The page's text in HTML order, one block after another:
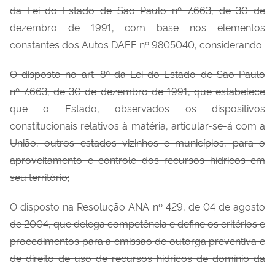
da Lei do Estado de São Paulo nº 7.663, de 30 de
dezembro de 1991, com base nos elementos
constantes dos Autos DAEE nº 9805040, considerando:
O disposto no art. 8º da Lei do Estado de São Paulo
nº 7.663, de 30 de dezembro de 1991, que estabelece
que o Estado, observados os dispositivos
constitucionais relativos à matéria, articular-se-á com a
União, outros estados vizinhos e municípios, para o
aproveitamento e controle dos recursos hídricos em
seu território;
O disposto na Resolução ANA nº 429, de 04 de agosto
de 2004, que delega competência e define os critérios e
procedimentos para a emissão de outorga preventiva e
de direito de uso de recursos hídricos de domínio da